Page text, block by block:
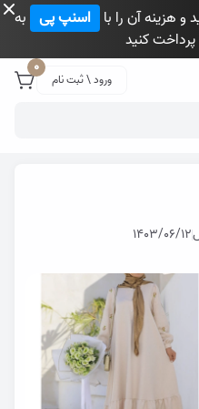
و هزینه آن را با اسنپ پی به
کنید
ورود \ ثبت نام
0
1403/06/12